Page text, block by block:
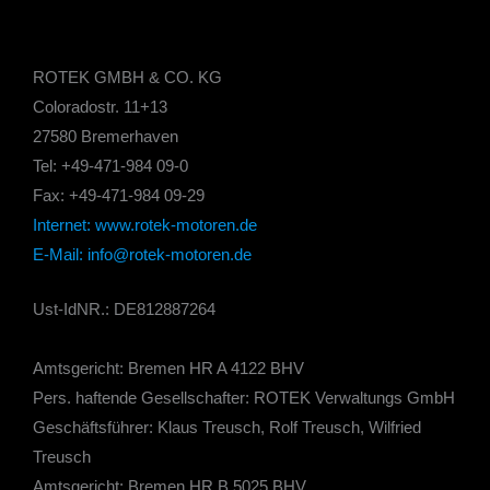
ROTEK GMBH & CO. KG
Coloradostr. 11+13
27580 Bremerhaven
Tel: +49-471-984 09-0
Fax: +49-471-984 09-29
Internet: www.rotek-motoren.de
E-Mail: info@rotek-motoren.de
Ust-IdNR.: DE812887264
Amtsgericht: Bremen HR A 4122 BHV
Pers. haftende Gesellschafter: ROTEK Verwaltungs GmbH
Geschäftsführer: Klaus Treusch, Rolf Treusch, Wilfried
Treusch